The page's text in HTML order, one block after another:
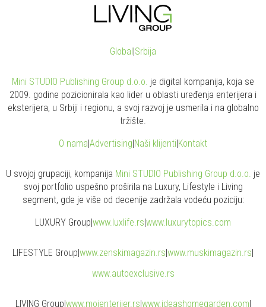
Global|Srbija
Mini STUDIO Publishing Group d.o.o. je digital kompanija, koja se
2009. godine pozicionirala kao lider u oblasti uređenja enterijera i
eksterijera, u Srbiji i regionu, a svoj razvoj je usmerila i na globalno
tržište.
O nama|Advertising|Naši klijenti|Kontakt
U svojoj grupaciji, kompanija Mini STUDIO Publishing Group d.o.o. je
svoj portfolio uspešno proširila na Luxury, Lifestyle i Living
segment, gde je više od decenije zadržala vodeću poziciju:
LUXURY Group|www. luxlife .rs|www. luxurytopics .com
LIFESTYLE Group|www. zenskimagazin.rs|www. muskimagazin.rs|
www. autoexclusive.rs
LIVING Group|www. mojenterijer.rs|www. ideashomegarden.com|